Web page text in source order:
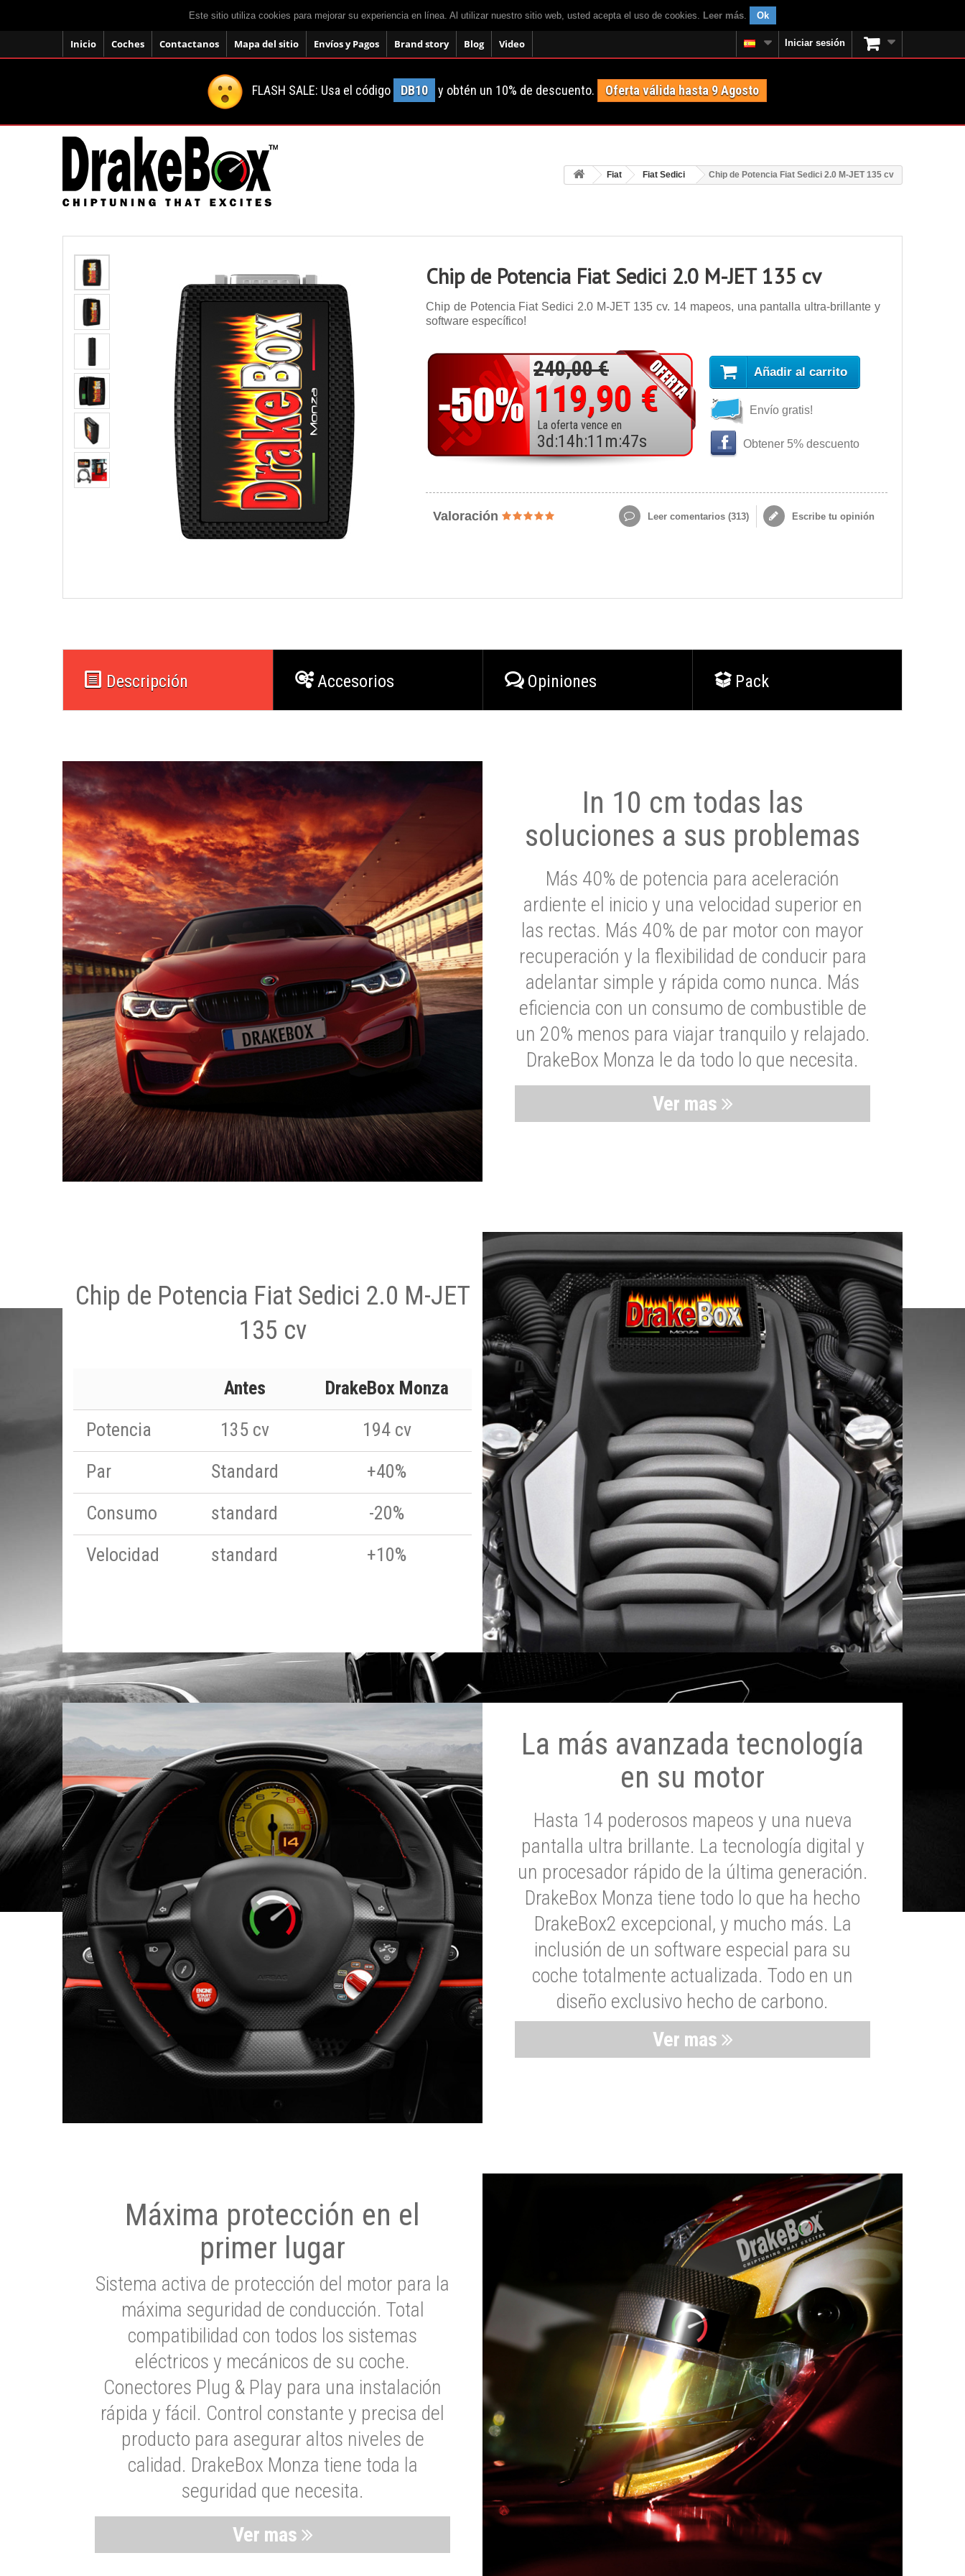
Este sitio utiliza cookies para mejorar su experiencia en línea. Al utilizar nuestro sitio web, usted acepta el uso de cookies. Leer más. Ok
Inicio Coches Contactanos Mapa del sitio Envíos y Pagos Brand story Blog Video Iniciar sesión
FLASH SALE: Usa el código DB10 y obtén un 10% de descuento. Oferta válida hasta 9 Agosto
Fiat Fiat Sedici Chip de Potencia Fiat Sedici 2.0 M-JET 135 cv
Chip de Potencia Fiat Sedici 2.0 M-JET 135 cv
Chip de Potencia Fiat Sedici 2.0 M-JET 135 cv. 14 mapeos, una pantalla ultra-brillante y
software específico!
240,00 €
119,90 €
La oferta vence en
3d :14h:11 m:45s
Añadir al carrito
Envío gratis!
Obtener 5% descuento
Valoración Leer comentarios (313) Escribe tu opinión
Descripción Accesorios Opiniones Pack
In 10 cm todas las
soluciones a sus problemas
Más 40% de potencia para aceleración
ardiente el inicio y una velocidad superior en
las rectas. Más 40% de par motor con mayor
recuperación y la flexibilidad de conducir para
adelantar simple y rápida como nunca. Más
eficiencia con un consumo de combustible de
un 20% menos para viajar tranquilo y relajado.
DrakeBox Monza le da todo lo que necesita.
Ver mas
Chip de Potencia Fiat Sedici 2.0 M-JET
135 cv
Antes
DrakeBox Monza
Potencia
135 cv
194 cv
Par
Standard
+40%
Consumo
standard
-20%
Velocidad
standard +10%
La más avanzada tecnología
en su motor
Hasta 14 poderosos mapeos y una nueva
pantalla ultra brillante. La tecnología digital y
un procesador rápido de la última generación.
DrakeBox Monza tiene todo lo que ha hecho
DrakeBox2 excepcional, y mucho más. La
inclusión de un software especial para su
coche totalmente actualizada. Todo en un
diseño exclusivo hecho de carbono.
Ver mas
Máxima protección en el
primer lugar
Sistema activa de protección del motor para la
máxima seguridad de conducción. Total
compatibilidad con todos los sistemas
eléctricos y mecánicos de su coche.
Conectores Plug & Play para una instalación
rápida y fácil. Control constante y precisa del
producto para asegurar altos niveles de
calidad. DrakeBox Monza tiene toda la
seguridad que necesita.
Ver mas